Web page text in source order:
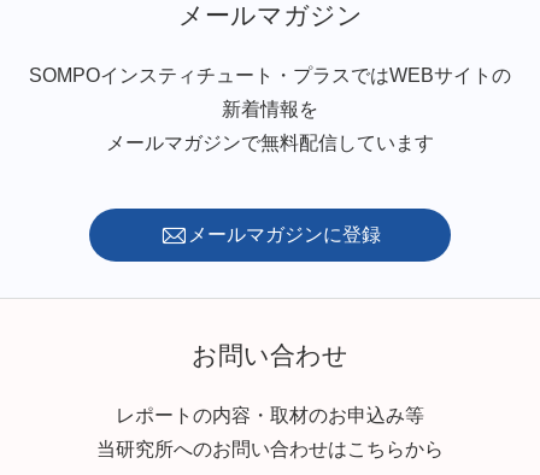
メールマガジン
SOMPOインスティチュート・プラスではWEBサイトの
新着情報を
メールマガジンで無料配信しています
メールマガジンに登録
お問い合わせ
レポートの内容・取材のお申込み等
当研究所へのお問い合わせはこちらから